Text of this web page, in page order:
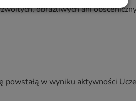
obraźliwych ani
w wyniku aktywności